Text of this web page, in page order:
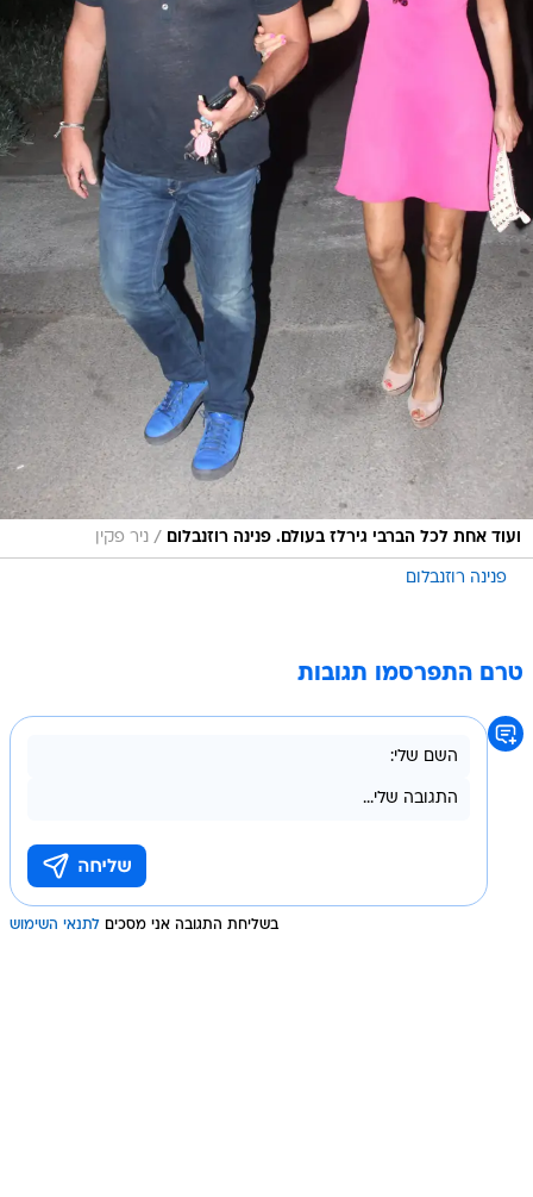
ועוד אחת לכל הברבי גירלז בעולם. פנינה רוזנבלום / ניר פקין
פנינה רוזנבלום
טרם התפרסמו תגובות
בשליחת התגובה אני מסכים לתנאי השימוש